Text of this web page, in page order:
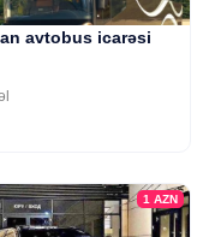
avtobus icarəsi
1 AZN